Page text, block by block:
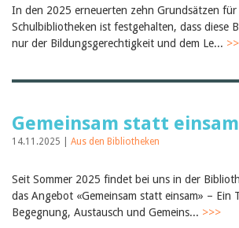
Birgit Libiszewski
Ursula Strahm
Sandra Dettwyler
Andrea Grichting
Therese von Weissenfluh
Nicole Rothen
Alle Autoren
Archiv
Juli 2026
In den 2025 erneuerten zehn Grundsätzen für
Schulbibliotheken ist festgehalten, dass diese
nur der Bildungsgerechtigkeit und dem Le...
Gemeinsam statt einsam
14.11.2025 | Aus den Bibliotheken
Seit Sommer 2025 findet bei uns in der
das Angebot «Gemeinsam statt einsam» –
Begegnung, Austausch und Gemeins... >>>